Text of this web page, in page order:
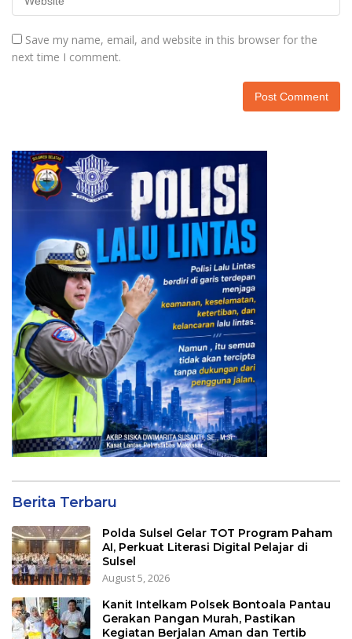
Save my name, email, and website in this browser for the
next time I comment.
Berita Terbaru
Polda Sulsel Gelar TOT Program Paham
AI, Perkuat Literasi Digital Pelajar di
Sulsel
August 5, 2026
Kanit Intelkam Polsek Bontoala Pantau
Gerakan Pangan Murah, Pastikan
Kegiatan Berjalan Aman dan Tertib